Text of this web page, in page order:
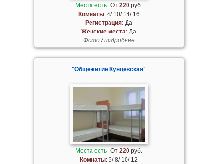
Места есть От220 руб.
Комнаты: 4/ 10/ 14/ 16
Регистрация: Да
Женские места: Да
Фото/подробнее
"Общежитие Кунцевская"
Места есть От220 руб.
Комнаты: 6/ 8/ 10/ 12